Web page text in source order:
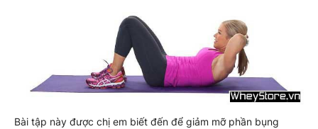
Bài tập này được chị em biết đến để giảm mỡ phần bụng